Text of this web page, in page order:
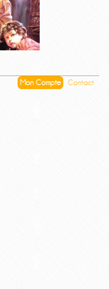
Mon Compte Contact